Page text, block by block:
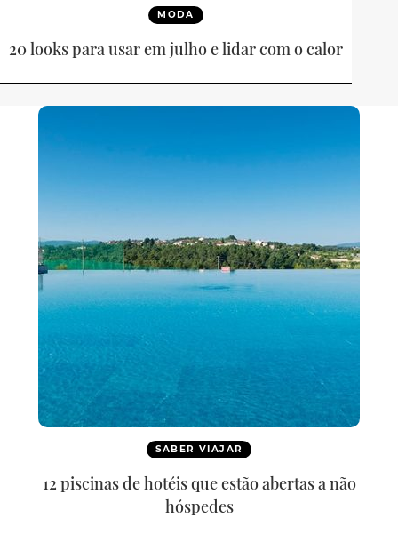
MODA
20 looks para usar em julho e lidar com o calor
SABER VIAJAR
12 piscinas de hotéis que estão abertas a não
hóspedes